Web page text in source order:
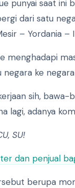
punyai saat ini
dari satu
– Yordania –
menghadapi
ke negara
sih,
lagi, adanya
SU!
dan penjual
berupa